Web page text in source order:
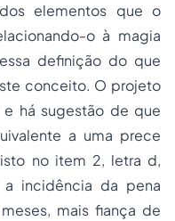
elementos que o
o à magia
definição do que
conceito. O projeto
há sugestão de que
a uma prece
no item 2, letra d,
incidência da pena
mais fiança de